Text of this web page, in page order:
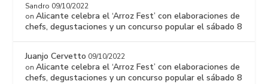
Sandro 09/10/2022
onAlicante celebra el ‘Arroz Fest’ con elaboraciones de
chefs, degustaciones y un concurso popular el sábado 8
Juanjo Cervetto 09/10/2022
onAlicante celebra el ‘Arroz Fest’ con elaboraciones de
chefs, degustaciones y un concurso popular el sábado 8